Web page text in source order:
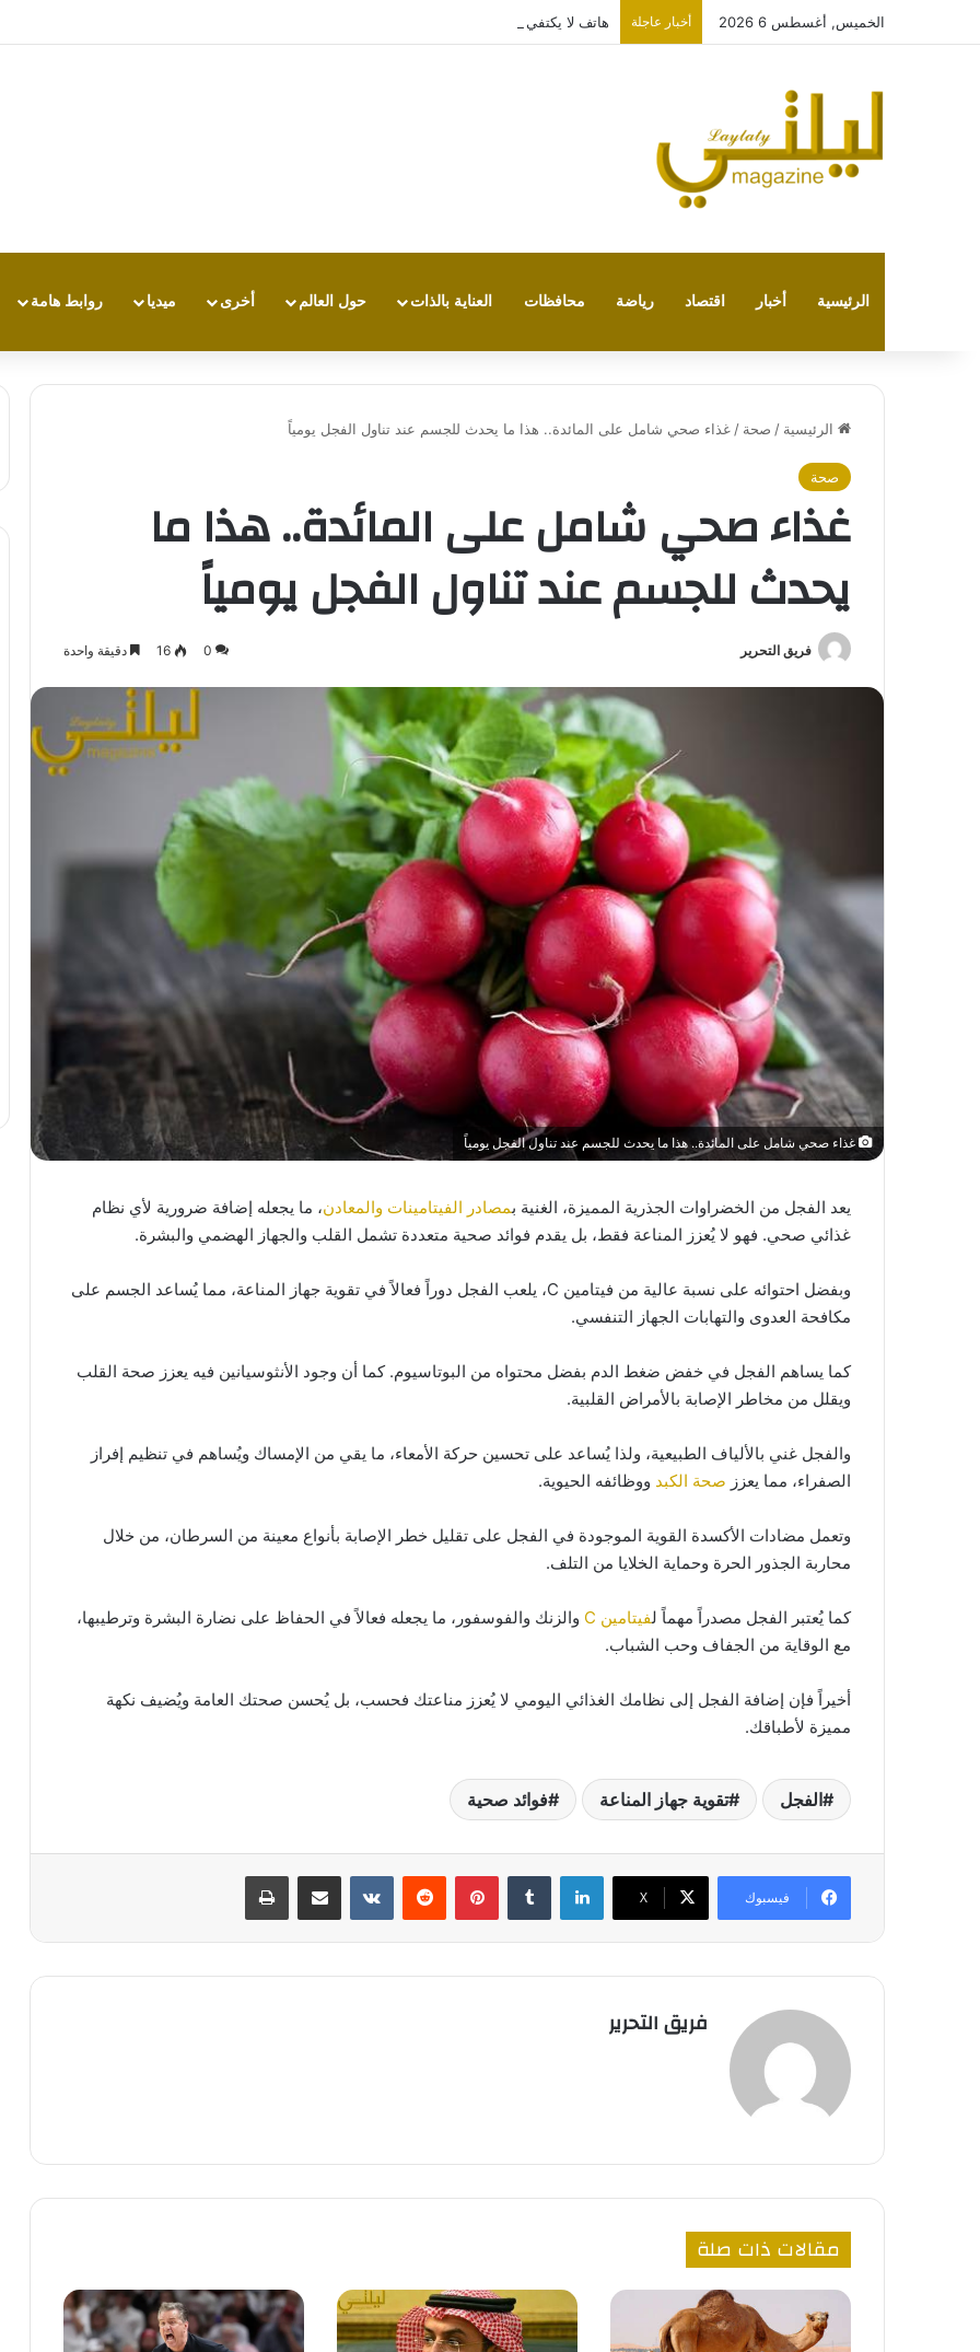
الخميس, أغسطس 6 2026 أخبار عاجلة هاتف لا يكتفي بتشغيل نفسه: تجربة طاقة متقدمة مع HONOR X7e Plus 5G
الرئيسية أخبار اقتصاد رياضة محافظات العناية بالذات حول العالم أخرى ميديا روابط هامة
الرئيسية / صحة / غذاء صحي شامل على المائدة.. هذا ما يحدث للجسم عند تناول الفجل يومياً
صحة
غذاء صحي شامل على المائدة.. هذا ما
يحدث للجسم عند تناول الفجل يومياً
فريق التحرير 0
16 دقيقة واحدة
غذاء صحي شامل على المائدة.. هذا ما يحدث للجسم عند تناول الفجل يومياً
يعد الفجل من الخضراوات الجذرية المميزة، الغنية بمصادر الفيتامينات والمعادن، ما يجعله إضافة ضرورية لأي نظام
غذائي صحي. فهو لا يُعزز المناعة فقط، بل يقدم فوائد صحية متعددة تشمل القلب والجهاز الهضمي والبشرة.
وبفضل احتوائه على نسبة عالية من فيتامين C، يلعب الفجل دوراً فعالاً في تقوية جهاز المناعة، مما يُساعد الجسم على
مكافحة العدوى والتهابات الجهاز التنفسي.
كما يساهم الفجل في خفض ضغط الدم بفضل محتواه من البوتاسيوم. كما أن وجود الأنثوسيانين فيه يعزز صحة القلب
ويقلل من مخاطر الإصابة بالأمراض القلبية.
والفجل غني بالألياف الطبيعية، ولذا يُساعد على تحسين حركة الأمعاء، ما يقي من الإمساك ويُساهم في تنظيم إفراز
الصفراء، مما يعزز صحة الكبد ووظائفه الحيوية.
وتعمل مضادات الأكسدة القوية الموجودة في الفجل على تقليل خطر الإصابة بأنواع معينة من السرطان، من خلال
محاربة الجذور الحرة وحماية الخلايا من التلف.
كما يُعتبر الفجل مصدراً مهماً لفيتامين C
والزنك والفوسفور، ما يجعله فعالاً في الحفاظ على نضارة البشرة وترطيبها،
مع الوقاية من الجفاف وحب الشباب.
أخيراً فإن إضافة الفجل إلى نظامك الغذائي اليومي لا يُعزز مناعتك فحسب، بل يُحسن صحتك العامة ويُضيف نكهة
مميزة لأطباقك.
الفجل تقوية جهاز المناعة فوائد صحية
فيسبوك ‫X
لينكدإن بينتيريست مشاركة عبر البريد طباعة
فريق التحرير
مقالات ذات صلة